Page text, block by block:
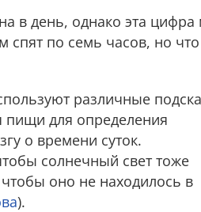
в день, однако эта цифра
по семь часов, но
различные
пищи для определения
о времени суток.
солнечный свет тоже
оно не находилось в
).